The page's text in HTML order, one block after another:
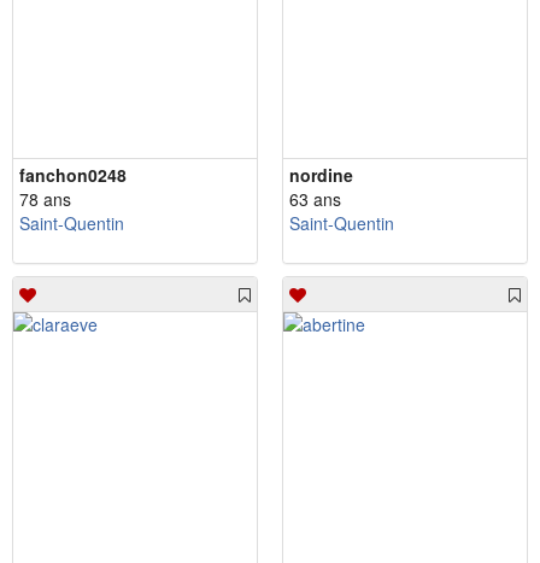
fanchon0248
78 ans
Saint-Quentin
nordine
63 ans
Saint-Quentin